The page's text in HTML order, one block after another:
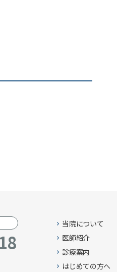
当院について
医師紹介
診療案内
はじめての方へ